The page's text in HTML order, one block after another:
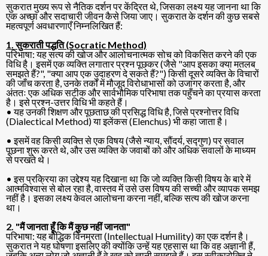
सुकरात मुख्य रूप से नैतिक दर्शन पर केंद्रित थे, जिसका लक्ष्य यह जानना था कि
एक अच्छा और सदाचारी जीवन कैसे जिया जाए। सुकरात के दर्शन की कुछ सबसे
महत्वपूर्ण अवधारणाएँ निम्नलिखित हैं:
1. सुकराती पद्धति (Socratic Method)
परिभाषा: यह सत्य की खोज और आलोचनात्मक सोच को विकसित करने की एक
विधि है। इसमें एक व्यक्ति लगातार प्रश्न पूछकर (जैसे "आप इसका क्या मतलब
समझते हैं?", "क्या आप एक उदाहरण दे सकते हैं?") किसी दूसरे व्यक्ति के विचारों
की जाँच करता है, उनके तर्कों में मौजूद विरोधाभासों को उजागर करता है, और
अंततः एक अधिक सटीक और सार्वभौमिक परिभाषा तक पहुँचने का प्रयास करता
है। इसे प्रश्न-उत्तर विधि भी कहते हैं।
• यह उनकी शिक्षण और पूछताछ की प्रसिद्ध विधि है, जिसे प्रश्नोत्तर विधि
(Dialectical Method) या इलेंकस (Elenchus) भी कहा जाता है।
• इसमें वह किसी व्यक्ति से एक विषय (जैसे न्याय, सौंदर्य, सद्गुण) पर सवाल
पूछना शुरू करते थे, और उस व्यक्ति के जवाबों को और अधिक सवालों के माध्यम
से परखते थे।
• इस प्रक्रिया का उद्देश्य यह दिखाना था कि जो व्यक्ति किसी विषय के बारे में
आत्मविश्वास से बोल रहा है, वास्तव में उसे उस विषय की सच्ची और व्यापक समझ
नहीं है। इसका लक्ष्य केवल आलोचना करना नहीं, बल्कि सत्य की खोज करना
था।
2. "मैं जानता हूँ कि मैं कुछ नहीं जानता"
परिभाषा: यह बौद्धिक विनम्रता (Intellectual Humility) का एक दर्शन है।
सुकरात ने यह घोषणा इसलिए की क्योंकि उन्हें यह एहसास था कि वह अज्ञानी हैं,